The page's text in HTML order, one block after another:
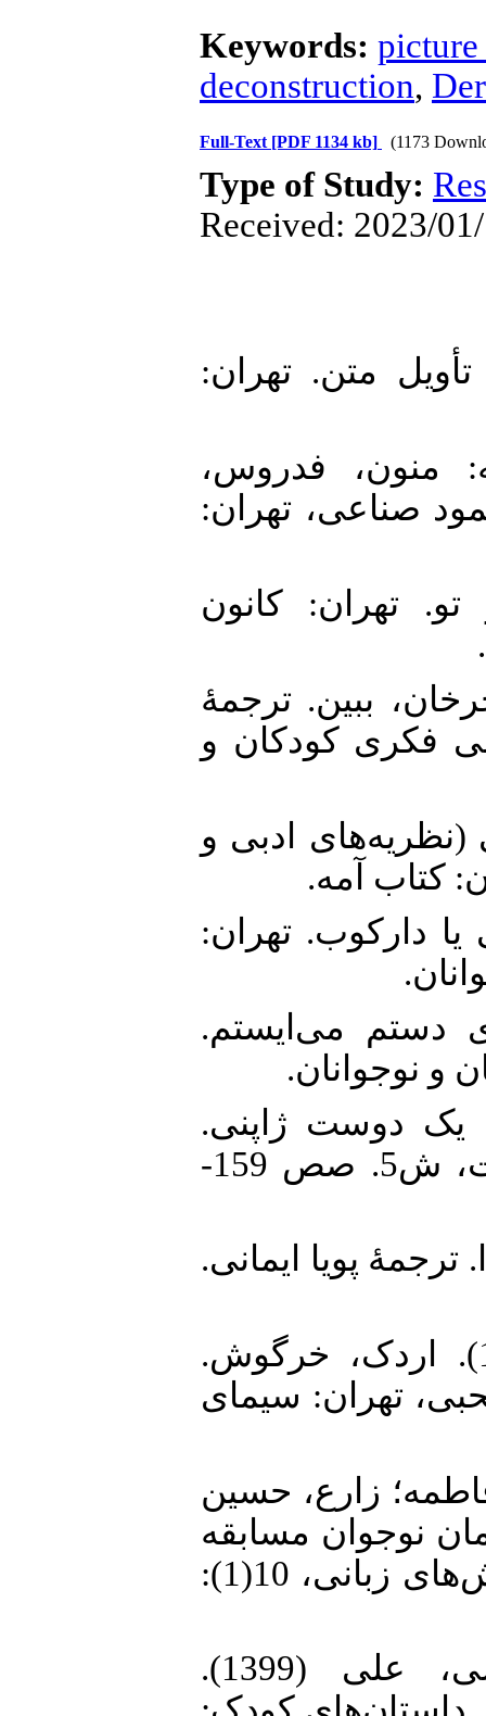
Keywords:
deconstruction,
Full-Text [PDF 1134 kb] (1173
Type of Study:
Received: 2023/
ساختار تأویل متن. تهران:
رساله: منون، فدروس،
صناعی، تهران:
(1364). تو در تو. تهران: کانون
بخوان، بچرخان، ببین. ترجمهٔ
فکری کودکان و
نقد ادبی (نظریه‌های ادبی و
کتاب آمه.
تو لک‌لکی یا دارکوب. تهران:
من روی دستم می‌ایستم.
و نوجوانان.
نامه‌ای به یک دوست ژاپنی.
ترجمهٔ فرزان سجودی، زیباشناخت، ش5. صص 159-
ژاک دریدا. ترجمهٔ پویا ایمانی.
10. روزنتال، ایمی کروس (1390). اردک، خرگوش.
تهران: سیمای
فاطمه؛ زارع، حسین
نوجوان مسابقه
دات کام با رویکرد واسازی. پژوهش‌های زبانی، 10(1):
12. زنجانبر، امیرحسین؛ عباسی، علی (1399).